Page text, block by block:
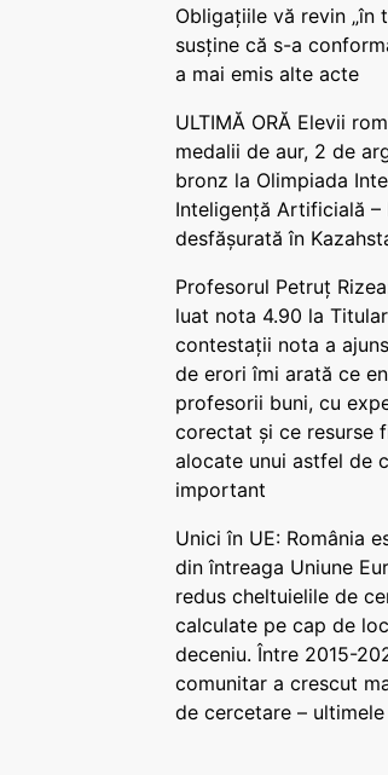
Obligațiile vă revin „în
susține că s-a
a mai emis alte acte
ULTIMĂ ORĂ Elevii
medalii de aur, 2 de
bronz la Olimpiada
Inteligență Artificială –
desfășurată în
Profesorul Petruț
luat nota 4.90 la
contestații nota a
de erori îmi arată ce
profesorii buni, cu
corectat și ce resurse
alocate unui astfel de
important
Unici în UE: România
din întreaga Uniune
redus cheltuielile de
calculate pe cap de
deceniu. Între 2015-
comunitar a crescut
de cercetare –